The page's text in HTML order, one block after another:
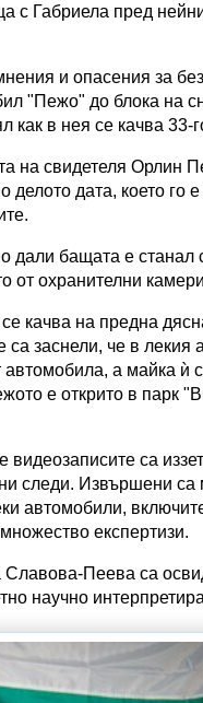
с Габриела пред
и опасения за
"Пежо" до блока на
как в нея се качва 33-
на свидетеля Орлин
делото дата, което го
дали бащата е станал
от охранителни
качва на предна
заснели, че в лекия
автомобила, а майка ѝ
е открито в парк
видеозаписите са
следи. Извършени
автомобили,
експертизи.
Пеева са
научно